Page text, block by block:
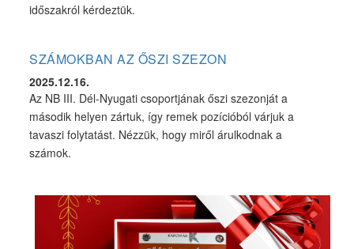
időszakról kérdeztük.
SZÁMOKBAN AZ ŐSZI SZEZON
2025.12.16.
Az NB III. Dél-Nyugati csoportjának őszi szezonját a
második helyen zártuk, így remek pozícióból várjuk a
tavaszi folytatást. Nézzük, hogy miről árulkodnak a
számok.